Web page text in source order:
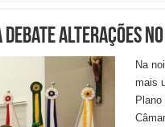
debate alterações
Na
mais